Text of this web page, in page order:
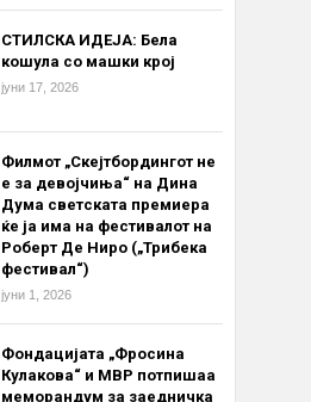
СТИЛСКА ИДЕЈА: Бела
кошула со машки крој
јуни 17, 2026
Филмот „Скејтбордингот не
е за девојчиња“ на Дина
Дума светската премиера
ќе ја има на фестивалот на
Роберт Де Ниро („Трибека
фестивал“)
јуни 1, 2026
Фондацијата „Фросина
Кулакова“ и МВР потпишаа
меморандум за заедничка